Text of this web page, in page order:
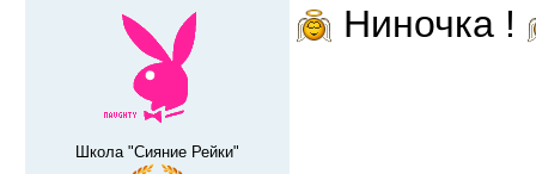
Школа "Сияние Рейки"
Ниночка !